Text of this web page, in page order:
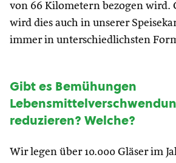
von 66 Kilometern bezogen wird.
wird dies auch in unserer
immer in unterschiedlichsten
Gibt es Bemühungen
reduzieren? Welche?
Wir legen über 10.000 Gläser im